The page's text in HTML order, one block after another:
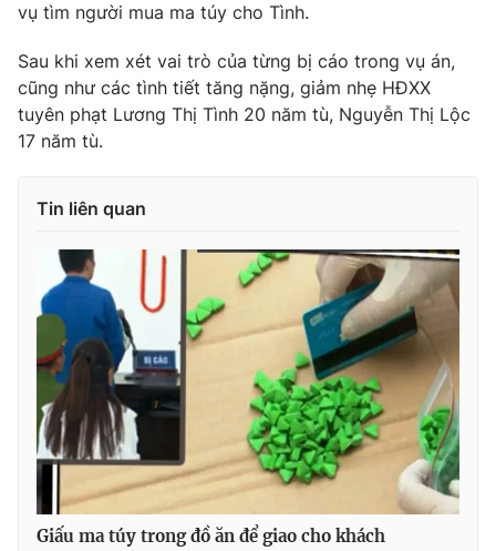
Theo dõi báo trên
Cơ quan chủ quản:
Đài Truyền hình Việt Nam
Cơ quan báo chí:Thời báo VTV
Giấy phép hoạt động báo in và báo điện tử số 483/GP-BTTTT
cấp ngày 29/12/2023
Tổng Biên tập: Vũ Thanh Thủy
Phó Tổng Biên tập:Nguyễn Thị Mỹ Hạnh, Phạm Quốc Thắng,
Nguyễn Trọng Ninh
Tổng đài VTV:024.38 355 931 - 024.38 355 932
vụ tìm người mua ma túy cho Tình.
Sau khi xem xét vai trò của từng bị cáo trong vụ án,
cũng như các tình tiết tăng nặng, giảm nhẹ HĐXX
tuyên phạt Lương Thị Tình 20 năm tù, Nguyễn Thị Lộc
17 năm tù.
Tin liên quan
Giấu ma túy trong đồ ăn để giao cho khách